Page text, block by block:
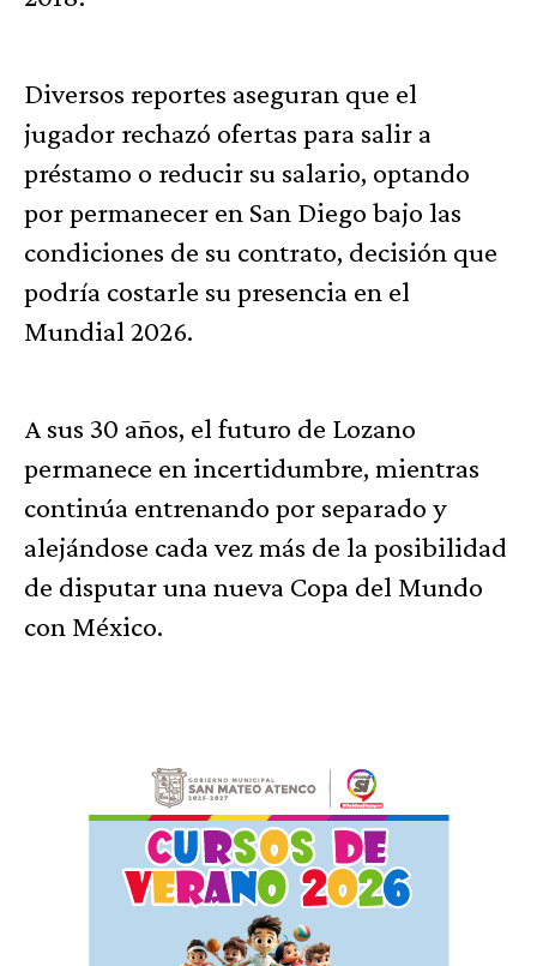
Diversos reportes aseguran que el
jugador rechazó ofertas para salir a
préstamo o reducir su salario, optando
por permanecer en San Diego bajo las
condiciones de su contrato, decisión que
podría costarle su presencia en el
Mundial 2026.
A sus 30 años, el futuro de Lozano
permanece en incertidumbre, mientras
continúa entrenando por separado y
alejándose cada vez más de la posibilidad
de disputar una nueva Copa del Mundo
con México.